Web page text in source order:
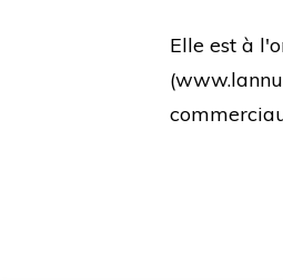
Elle est à
(